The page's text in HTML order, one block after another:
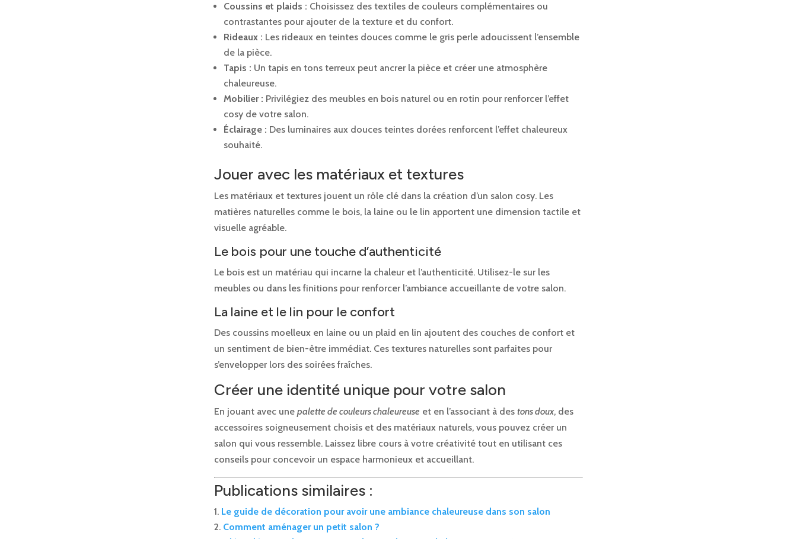
Coussins et plaids : Choisissez des textiles de couleurs complémentaires ou
contrastantes pour ajouter de la texture et du confort.
Rideaux : Les rideaux en teintes douces comme le gris perle adoucissent l’ensemble
de la pièce.
Tapis : Un tapis en tons terreux peut ancrer la pièce et créer une atmosphère
chaleureuse.
Mobilier : Privilégiez des meubles en bois naturel ou en rotin pour renforcer l’effet
cosy de votre salon.
Éclairage : Des luminaires aux douces teintes dorées renforcent l’effet chaleureux
souhaité.
Jouer avec les matériaux et textures
Les matériaux et textures jouent un rôle clé dans la création d’un salon cosy. Les
matières naturelles comme le bois, la laine ou le lin apportent une dimension tactile et
visuelle agréable.
Le bois pour une touche d’authenticité
Le bois est un matériau qui incarne la chaleur et l’authenticité. Utilisez-le sur les
meubles ou dans les finitions pour renforcer l’ambiance accueillante de votre salon.
La laine et le lin pour le confort
Des coussins moelleux en laine ou un plaid en lin ajoutent des couches de confort et
un sentiment de bien-être immédiat. Ces textures naturelles sont parfaites pour
s’envelopper lors des soirées fraîches.
Créer une identité unique pour votre salon
En jouant avec unepalette de couleurs chaleureuse et en l’associant à destons doux, des
accessoires soigneusement choisis et des matériaux naturels, vous pouvez créer un
salon qui vous ressemble. Laissez libre cours à votre créativité tout en utilisant ces
conseils pour concevoir un espace harmonieux et accueillant.
Publications similaires :
Le guide de décoration pour avoir une ambiance chaleureuse dans son salon
Comment aménager un petit salon ?